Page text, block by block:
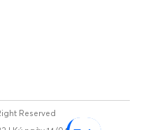
Reserved